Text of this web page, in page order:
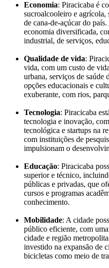
Economia: Piracicaba é
sucroalcooleiro e agrícola,
de cana-de-açúcar do
economia diversificada,
industrial, de serviços,
Qualidade de vida:
vida, com um custo de
urbana, serviços de saúde
opções educacionais e
exuberante, com rios,
Tecnologia: Piracicaba
tecnologia e inovação,
tecnológica e startups na
com instituições de
impulsionam o
Educação: Piracicaba
superior e técnico,
públicas e privadas, que
cursos e programas
conhecimento.
Mobilidade: A cidade
público eficiente, com
cidade e região
investido na expansão de
bicicletas como meio de